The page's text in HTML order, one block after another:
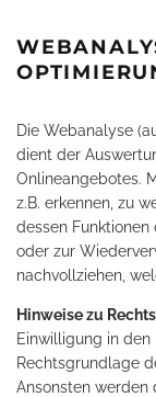
Die Webanalyse
dient der
Onlineangebotes.
z.B. erkennen, zu
dessen
oder zur
nachvollziehen,
Hinweise zu
Einwilligung in
Rechtsgrundlage
Ansonsten werden